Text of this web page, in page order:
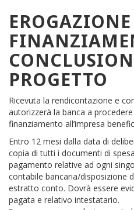
PROGETTO
Ricevuta la rendicontazione e
autorizzerà la banca a
finanziamento all’impresa
Entro 12 mesi dalla data di
copia di tutti i documenti di
pagamento relative ad ogni
contabile bancaria/disposizione
estratto conto. Dovrà essere
pagata e relativo intestatario.